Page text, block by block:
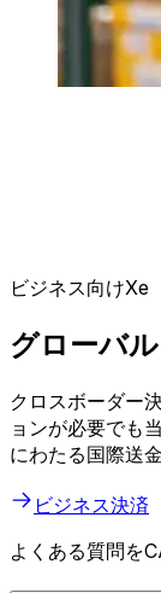
ビジネス向けXe
グローバ
クロスボーダー
ョンが必要でも
にわたる国際送
ビジネス決済
よくある質問を